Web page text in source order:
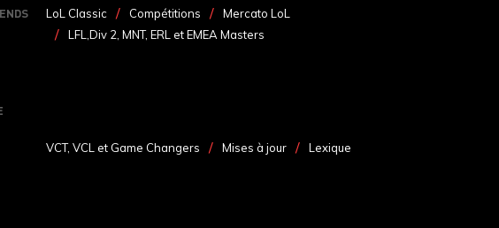
LoL Classic Compétitions
Mercato LoL
LFL,Div 2, MNT, ERL et EMEA Masters
VCT, VCL et Game Changers Mises à jour Lexique